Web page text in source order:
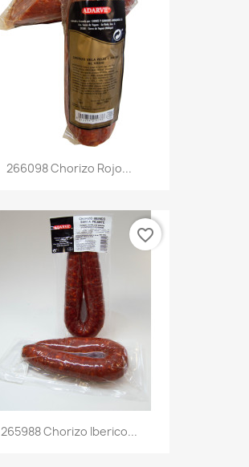
266098 Chorizo Rojo...
265988 Chorizo Iberico...
favorite_border